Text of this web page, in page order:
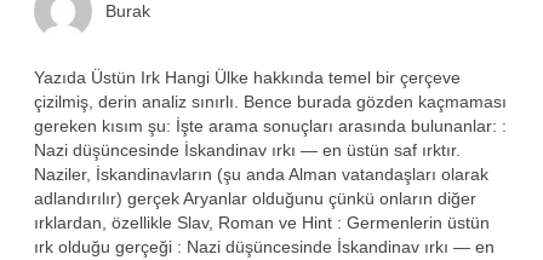
Burak
Yazıda Üstün Irk Hangi Ülke hakkında temel bir çerçeve
çizilmiş, derin analiz sınırlı. Bence burada gözden kaçmaması
gereken kısım şu: İşte arama sonuçları arasında bulunanlar: :
Nazi düşüncesinde İskandinav ırkı — en üstün saf ırktır.
Naziler, İskandinavların (şu anda Alman vatandaşları olarak
adlandırılır) gerçek Aryanlar olduğunu çünkü onların diğer
ırklardan, özellikle Slav, Roman ve Hint : Germenlerin üstün
ırk olduğu gerçeği : Nazi düşüncesinde İskandinav ırkı — en